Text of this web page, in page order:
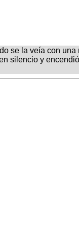
se la veía con
silencio y